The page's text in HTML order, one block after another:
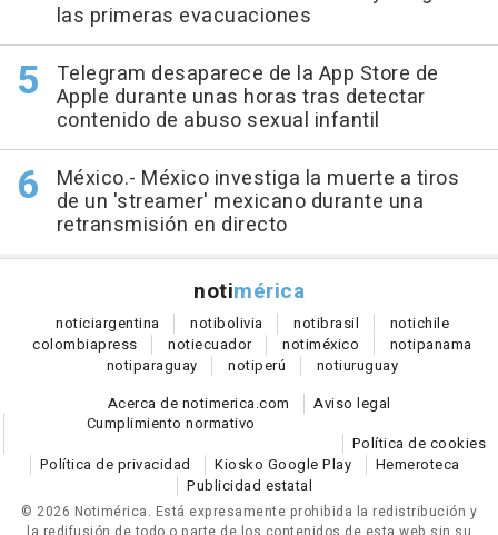
las primeras evacuaciones
Telegram desaparece de la App Store de
Apple durante unas horas tras detectar
contenido de abuso sexual infantil
México.- México investiga la muerte a tiros
de un 'streamer' mexicano durante una
retransmisión en directo
notimérica
noticiargentina notibolivia notibrasil notichile
colombiapress notiecuador notiméxico notipanama
notiparaguay notiperú notiuruguay
Acerca de notimerica.com
Aviso legal
Cumplimiento normativo
Política de cookies
Política de privacidad
Kiosko Google Play
Hemeroteca
Publicidad estatal
© 2026 Notimérica. Está expresamente prohibida la redistribución y